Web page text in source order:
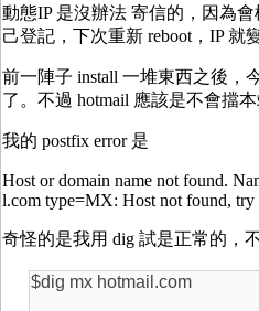
動態IP 是沒辦法 寄信的，因為
己登記，下次重新 reboot，IP 就
前一陣子 install 一堆東西之後，
了。不過 hotmail 應該是不會擋本
我的 postfix error 是
Host or domain name not found.
l.com type=MX: Host not found, try
奇怪的是我用 dig 試是正常的，
$dig mx hotmail.com